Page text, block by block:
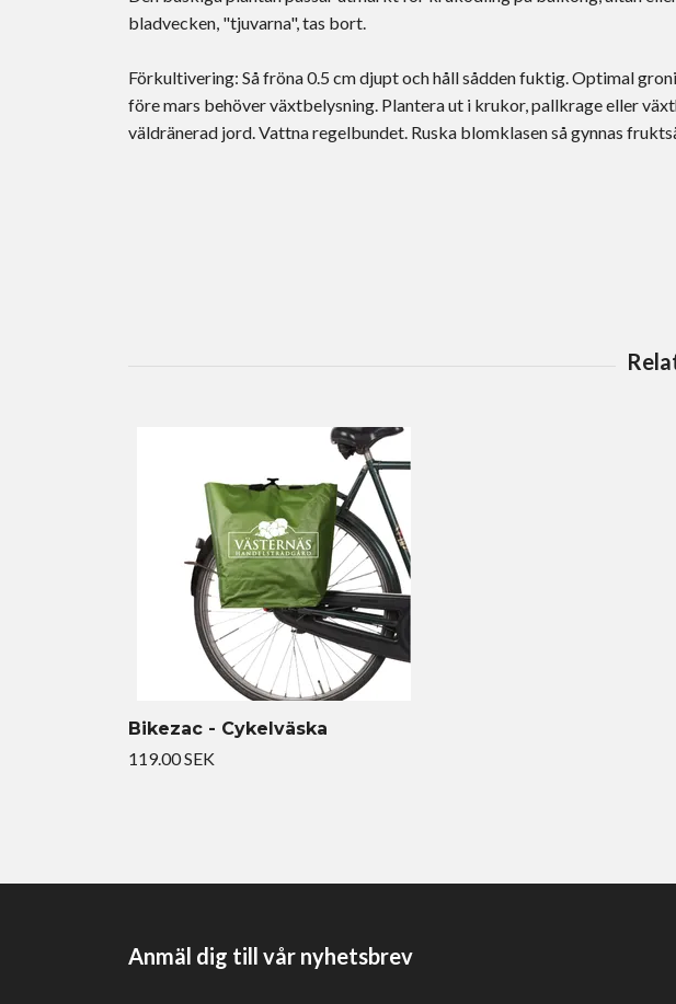
bladvecken, "tjuvarna", tas bort.
Förkultivering: Så fröna 0.5 cm djupt och håll sådden fuktig. Optimal
före mars behöver växtbelysning. Plantera ut i krukor, pallkrage eller
väldränerad jord. Vattna regelbundet. Ruska blomklasen så gynnas
Bikezac - Cykelväska
119.00 SEK
Anmäl dig till vår nyhetsbrev